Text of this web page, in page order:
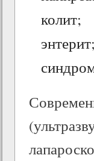
колит;
энтерит;